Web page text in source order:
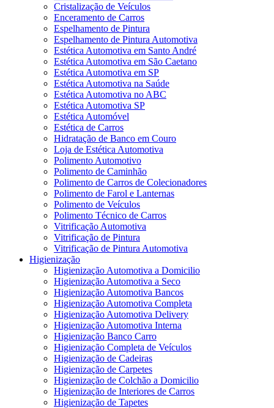
Cristalização de Veículos
Enceramento de Carros
Espelhamento de Pintura
Espelhamento de Pintura Automotiva
Estética Automotiva em Santo André
Estética Automotiva em São Caetano
Estética Automotiva em SP
Estética Automotiva na Saúde
Estética Automotiva no ABC
Estética Automotiva SP
Estética Automóvel
Estética de Carros
Hidratação de Banco em Couro
Loja de Estética Automotiva
Polimento Automotivo
Polimento de Caminhão
Polimento de Carros de Colecionadores
Polimento de Farol e Lanternas
Polimento de Veículos
Polimento Técnico de Carros
Vitrificação Automotiva
Vitrificação de Pintura
Vitrificação de Pintura Automotiva
Higienização
Higienização Automotiva a Domicilio
Higienização Automotiva a Seco
Higienização Automotiva Bancos
Higienização Automotiva Completa
Higienização Automotiva Delivery
Higienização Automotiva Interna
Higienização Banco Carro
Higienização Completa de Veículos
Higienização de Cadeiras
Higienização de Carpetes
Higienização de Colchão a Domicilio
Higienização de Interiores de Carros
Higienização de Tapetes